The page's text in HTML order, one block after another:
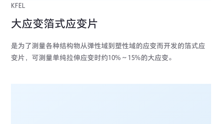
KFEL
大应变箔式应变片
是为了测量各种结构物从弹性域到塑性域的应变而开发的箔式应
变片，可测量单纯拉伸应变时约10%～15%的大应变。